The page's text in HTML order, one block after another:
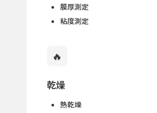
膜厚測定
粘度測定
🔥
乾燥
熱乾燥